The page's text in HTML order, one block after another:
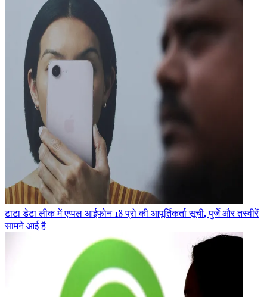
टाटा डेटा लीक में एप्पल आईफोन 18 प्रो की आपूर्तिकर्ता सूची, पुर्जे और तस्वीरें
सामने आई है